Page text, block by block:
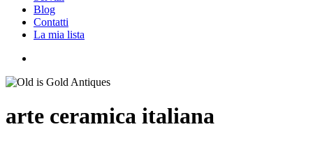
Blog
Contatti
La mia lista
arte ceramica italiana